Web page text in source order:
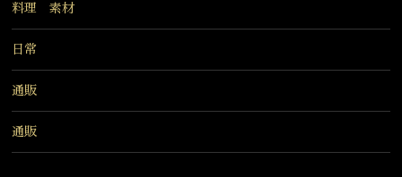
料理 素材
日常
通販
通販